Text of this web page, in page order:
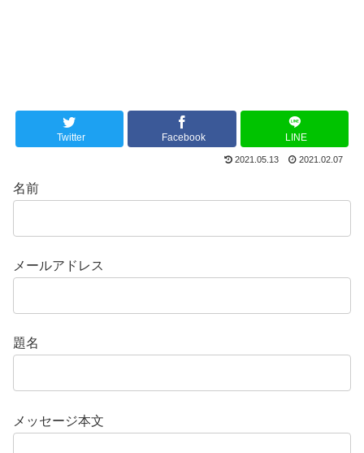
Twitter Facebook LINE
2021.05.13 2021.02.07
名前
メールアドレス
題名
メッセージ本文